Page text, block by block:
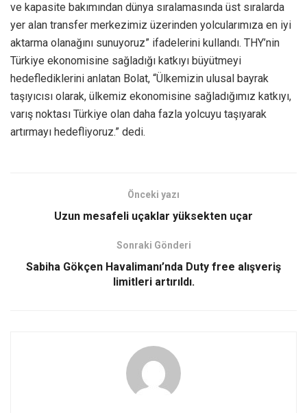
ve kapasite bakımından dünya sıralamasında üst sıralarda
yer alan transfer merkezimiz üzerinden yolcularımıza en iyi
aktarma olanağını sunuyoruz” ifadelerini kullandı. THY’nin
Türkiye ekonomisine sağladığı katkıyı büyütmeyi
hedeflediklerini anlatan Bolat, “Ülkemizin ulusal bayrak
taşıyıcısı olarak, ülkemiz ekonomisine sağladığımız katkıyı,
varış noktası Türkiye olan daha fazla yolcuyu taşıyarak
artırmayı hedefliyoruz.” dedi.
Önceki yazı
Uzun mesafeli uçaklar yüksekten uçar
Sonraki Gönderi
Sabiha Gökçen Havalimanı’nda Duty free alışveriş
limitleri artırıldı.